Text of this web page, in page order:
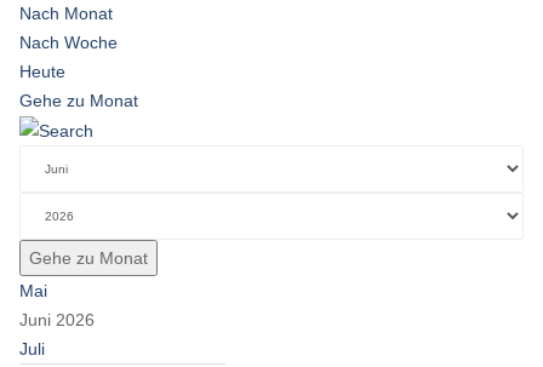
Nach Monat
Nach Woche
Heute
Gehe zu Monat
Gehe zu Monat
Mai
Juni 2026
Juli